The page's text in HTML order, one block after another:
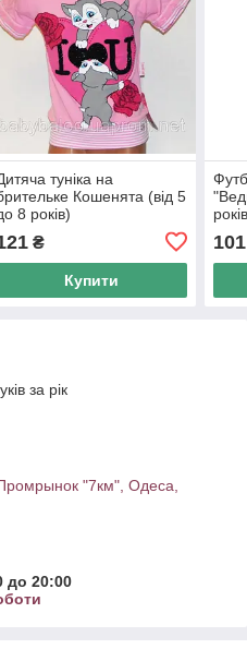
туніка на
Кошенята (від 5
8 років)
₴
Купити
101
за рік
"7км", Одеса,
до 20:00